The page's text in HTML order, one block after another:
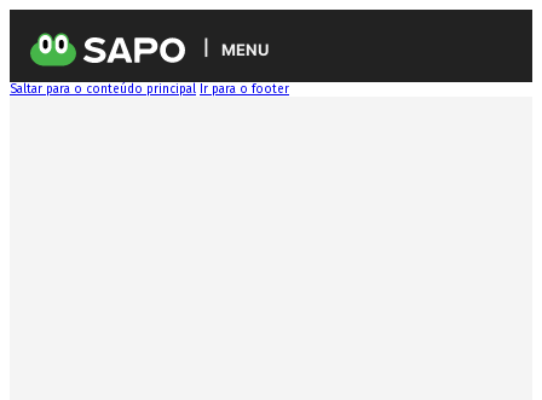
MENU
Saltar para o conteúdo principal Ir para o footer